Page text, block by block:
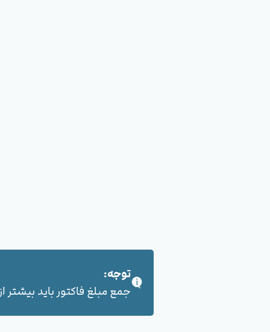
توجه:
جمع مبلغ فاکتور باید بیشتر از 100,000 هزار تومان